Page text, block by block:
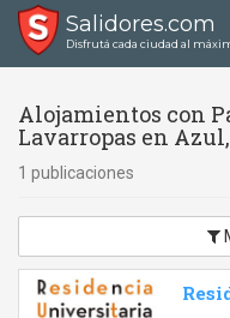
Salidores.com
Disfrutá cada ciudad al
Alojamientos con
Lavarropas en
1 publicaciones